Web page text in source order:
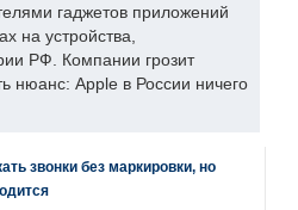
гаджетов приложений
на устройства,
РФ. Компании грозит
нюанс: Apple в России ничего
звонки без маркировки, но